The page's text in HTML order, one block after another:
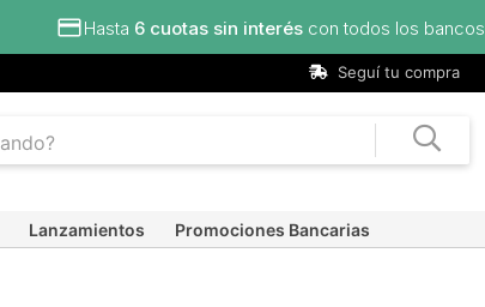
Hasta 6 cuotas sin interés con todos los bancos
Seguí tu compra
Lanzamientos Promociones Bancarias